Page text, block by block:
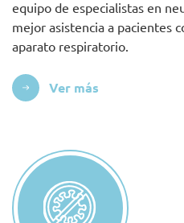
equipo de especialistas en
mejor asistencia a pacientes
aparato respiratorio.
Ver más